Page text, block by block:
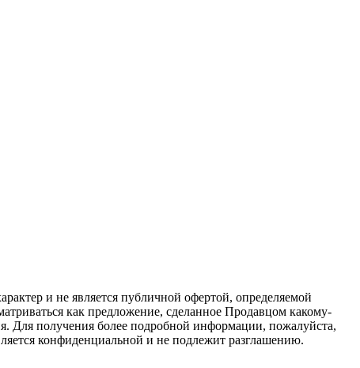
и не является публичной офертой, определяемой
как предложение, сделанное Продавцом какому-
Для получения более подробной информации, пожалуйста,
конфиденциальной и не подлежит разглашению.